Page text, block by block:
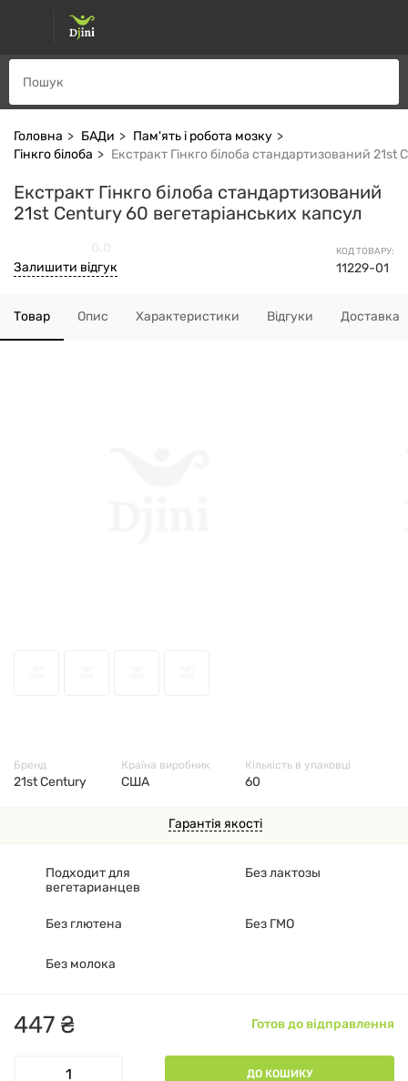
Головна БАДи
Пам'ять і робота мозку
Гінкго білоба
Екстракт Гінкго білоба стандартизований 21st
Екстракт Гінкго білоба стандартизований
21st Century 60 вегетаріанських капсул
КОД ТОВАРУ:
11229-01
Залишити відгук
Товар Опис Характеристики Відгуки Доставка
Гарантія якості
447 ₴ Готов до відправлення
ДО КОШИКУ
Подходит для
вегетарианцев
Без лактозы
Без глютена Без ГМО
Без молока
Бренд
21st Century
Країна виробник
США
Кількість в упаковці
60